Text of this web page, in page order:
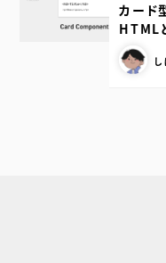
カード
HTML
この記事